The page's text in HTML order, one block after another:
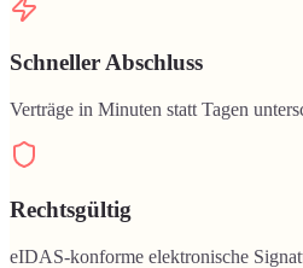
Schneller Abschluss
Verträge in Minuten statt Tagen
Rechtsgültig
eIDAS-konforme elektronische